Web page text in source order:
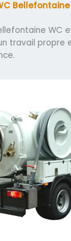
Bellefontaine
WC
travail